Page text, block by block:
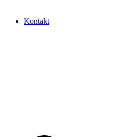
Kontakt